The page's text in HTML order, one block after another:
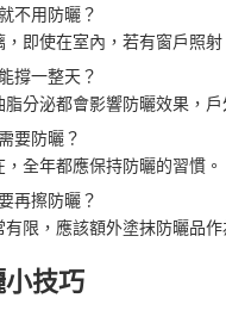
不用防曬？
，即使在室內，若有窗戶照
撐一整天？
分泌都會影響防曬效果，
要防曬？
全年都應保持防曬的習慣。
再擦防曬？
限，應該額外塗抹防曬品
技巧